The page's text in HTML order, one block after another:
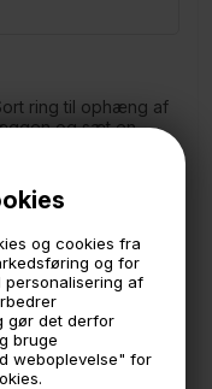
og cookies fra
og for
personalisering af
gør det derfor
bruge
weboplevelse" for
ring til ophæng af
og sæt en
til at få de
som planten
"Verona" i